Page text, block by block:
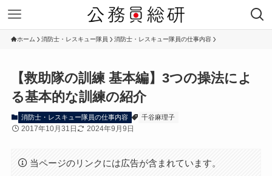
ホーム 消防士・レスキュー隊員 消防士・レスキュー隊員の仕事内容
【救助隊の訓練 基本編】3つの操法によ
る基本的な訓練の紹介
消防士・レスキュー隊員の仕事内容 千谷麻理子
2017年10月31日 2024年9月9日
当ページのリンクには広告が含まれています。